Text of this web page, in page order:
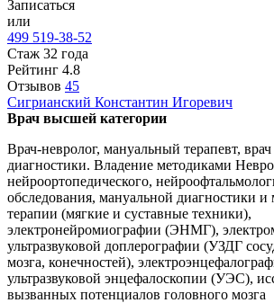
Записаться
или
499 519-38-52
Стаж 32 года
Рейтинг 4.8
Отзывов 45
Сигрианский Константин Игоревич
Врач высшей категории
Врач-невролог, мануальный терапевт,
диагностики. Владение методиками
нейроортопедического,
обследования, мануальной диагностики и
терапии (мягкие и суставные техники),
электронейромиографии (ЭНМГ),
ультразвуковой доплерографии (УЗДГ
мозга, конечностей),
ультразвуковой энцефалоскопии (УЭС),
вызванных потенциалов головного мозга